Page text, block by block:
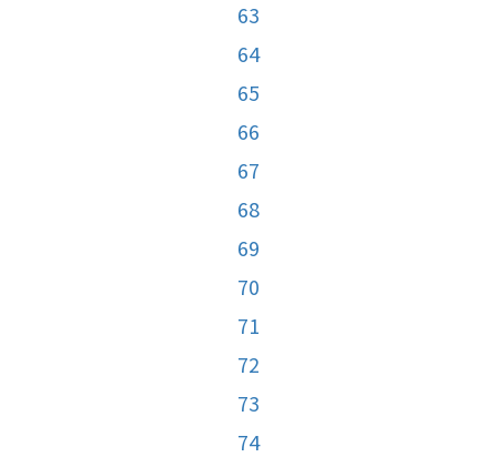
63
64
65
66
67
68
69
70
71
72
73
74